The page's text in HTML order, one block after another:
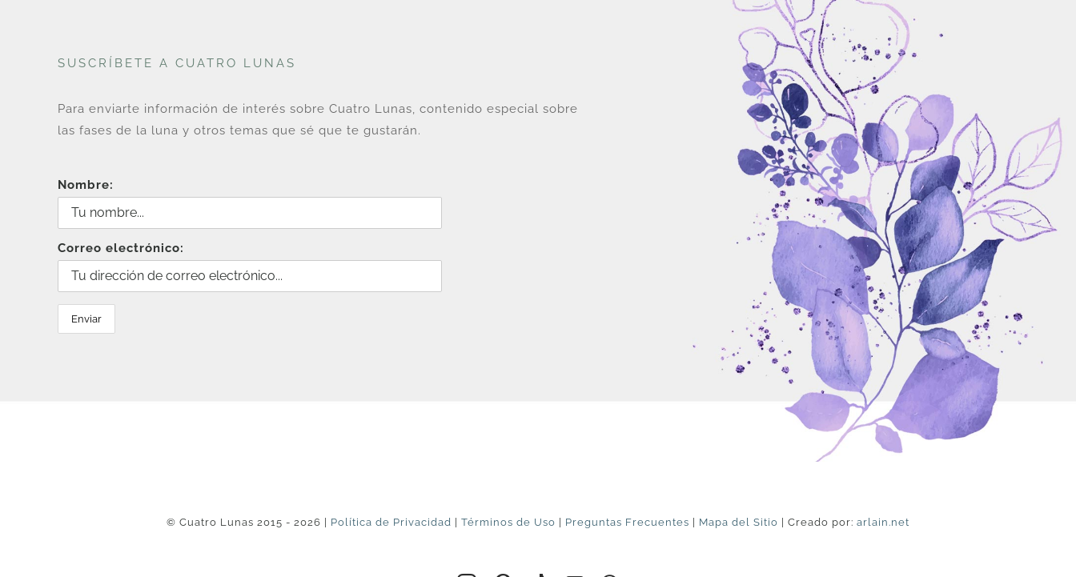
SUSCRÍBETE A CUATRO LUNAS
Para enviarte información de interés sobre Cuatro Lunas, contenido especial sobre
las fases de la luna y otros temas que sé que te gustarán.
Nombre:
Correo electrónico:
© Cuatro Lunas 2015 - 2026 | Política de Privacidad | Términos de Uso | Preguntas Frecuentes | Mapa del Sitio | Creado por: arlain.net